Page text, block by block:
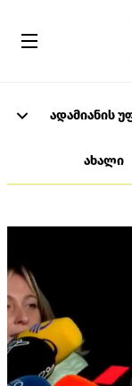
ადამიანის
ახალი